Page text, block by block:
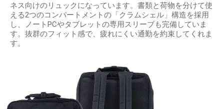
ネス向けのリュックになっています。書類と荷物を分けて使
える2つのコンパートメントの「クラムシェル」構造を採用
し、ノートPCやタブレットの専用スリーブも完備していま
す。抜群のフィット感で、疲れにくい通勤を約束してくれま
す。